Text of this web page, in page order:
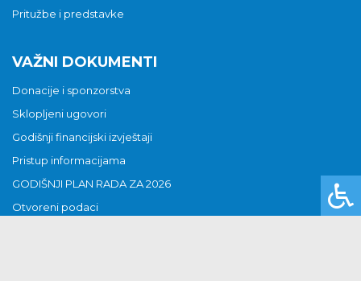
Pritužbe i predstavke
VAŽNI DOKUMENTI
Donacije i sponzorstva
Sklopljeni ugovori
Godišnji financijski izvještaji
Pristup informacijama
GODIŠNJI PLAN RADA ZA 2026
Otvoreni podaci